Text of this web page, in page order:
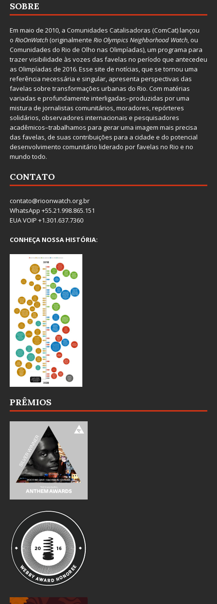
SOBRE
Em maio de 2010, a Comunidades Catalisadoras (ComCat) lançou
o RioOnWatch(originalmente Rio Olympics Neighborhood Watch, ou
Comunidades do Rio de Olho nas Olimpíadas), um programa para
trazer visibilidade às vozes das favelas no período que antecedeu
as Olimpíadas de 2016. Esse site de notícias, que se tornou uma
referência necessária e singular, apresenta perspectivas das
favelas sobre transformações urbanas do Rio. Com matérias
variadas e profundamente interligadas–produzidas por uma
mistura de jornalistas comunitários, moradores, repórteres
solidários, observadores internacionais e pesquisadores
acadêmicos–trabalhamos para gerar uma imagem mais precisa
das favelas, de suas contribuições para a cidade e do potencial
desenvolvimento comunitário liderado por favelas no Rio e no
mundo todo.
CONTATO
contato@rioonwatch.org.br
WhatsApp +55.21.998.865.151
EUA VOIP +1.301.637.7360
CONHEÇA NOSSA HISTÓRIA:
PRÊMIOS